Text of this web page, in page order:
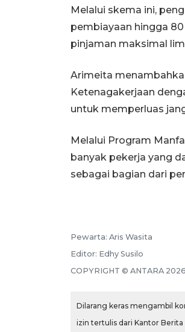
Melalui skema ini,
pembiayaan hingga
pinjaman maksimal
Arimeita
Ketenagakerjaan
untuk memperluas
Melalui Program
banyak pekerja yang
sebagai bagian dari
Pewarta: Aris Wasita
Editor: Edhy Susilo
COPYRIGHT © ANTARA 2026
Dilarang keras mengambil
izin tertulis dari Kantor Berita